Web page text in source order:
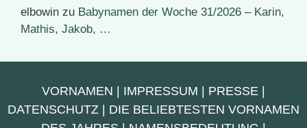
elbowin zu Babynamen der Woche 31/2026 – Karin,
Mathis, Jakob, …
VORNAMEN IMPRESSUM PRESSE
DATENSCHUTZ
DIE BELIEBTESTEN VORNAMEN